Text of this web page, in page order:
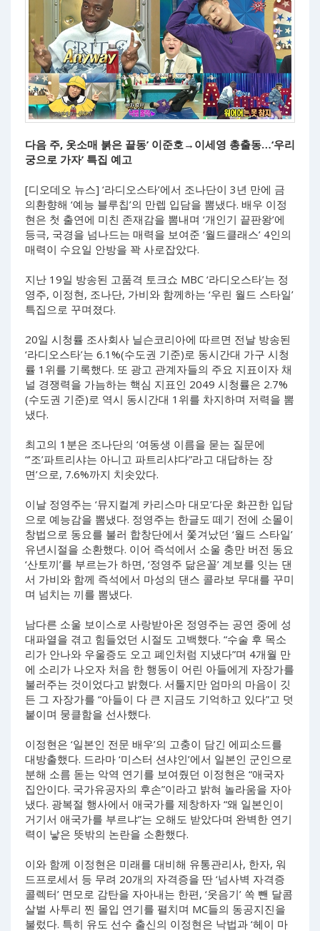
다음 주, 옷소매 붉은 끝동’ 이준호→이세영 총출동…‘우리
궁으로 가자’ 특집 예고
[디오데오 뉴스] ‘라디오스타’에서 조나단이 3년 만에 금
의환향해 ‘예능 블루칩’의 만렙 입담을 뽐냈다. 배우 이정
현은 첫 출연에 미친 존재감을 뽐내며 ‘개인기 끝판왕’에
등극, 국경을 넘나드는 매력을 보여준 ‘월드클래스’ 4인의
매력이 수요일 안방을 꽉 사로잡았다.
지난 19일 방송된 고품격 토크쇼 MBC ‘라디오스타’는 정
영주, 이정현, 조나단, 가비와 함께하는 ‘우린 월드 스타일’
특집으로 꾸며졌다.
20일 시청률 조사회사 닐슨코리아에 따르면 전날 방송된
‘라디오스타’는 6.1%(수도권 기준)로 동시간대 가구 시청
률 1위를 기록했다. 또 광고 관계자들의 주요 지표이자 채
널 경쟁력을 가늠하는 핵심 지표인 2049 시청률은 2.7%
(수도권 기준)로 역시 동시간대 1위를 차지하며 저력을 뽐
냈다.
최고의 1분은 조나단의 ‘여동생 이름을 묻는 질문에
“’조’파트리샤는 아니고 파트리샤다”라고 대답하는 장
면’으로, 7.6%까지 치솟았다.
이날 정영주는 ‘뮤지컬계 카리스마 대모’다운 화끈한 입담
으로 예능감을 뽐냈다. 정영주는 한글도 떼기 전에 소몰이
창법으로 동요를 불러 합창단에서 쫓겨났던 ‘월드 스타일’
유년시절을 소환했다. 이어 즉석에서 소울 충만 버전 동요
‘산토끼’를 부르는가 하면, ‘정영주 닮은꼴’ 계보를 잇는 댄
서 가비와 함께 즉석에서 마성의 댄스 콜라보 무대를 꾸미
며 넘치는 끼를 뽐냈다.
남다른 소울 보이스로 사랑받아온 정영주는 공연 중에 성
대파열을 겪고 힘들었던 시절도 고백했다. “수술 후 목소
리가 안나와 우울증도 오고 폐인처럼 지냈다”며 4개월 만
에 소리가 나오자 처음 한 행동이 어린 아들에게 자장가를
불러주는 것이었다고 밝혔다. 서툴지만 엄마의 마음이 깃
든 그 자장가를 “아들이 다 큰 지금도 기억하고 있다”고 덧
붙이며 뭉클함을 선사했다.
이정현은 ‘일본인 전문 배우’의 고충이 담긴 에피소드를
대방출했다. 드라마 ‘미스터 션샤인’에서 일본인 군인으로
분해 소름 돋는 악역 연기를 보여줬던 이정현은 “애국자
집안이다. 국가유공자의 후손”이라고 밝혀 놀라움을 자아
냈다. 광복절 행사에서 애국가를 제창하자 “왜 일본인이
거기서 애국가를 부르냐”는 오해도 받았다며 완벽한 연기
력이 낳은 뜻밖의 논란을 소환했다.
이와 함께 이정현은 미래를 대비해 유통관리사, 한자, 워
드프로세서 등 무려 20개의 자격증을 딴 ‘넘사벽 자격증
콜렉터’ 면모로 감탄을 자아내는 한편, ‘웃음기’ 쏙 뺀 달콤
살벌 사투리 찐 몰입 연기를 펼치며 MC들의 동공지진을
불렀다. 특히 유도 선수 출신의 이정현은 낙법과 ‘헤이 마